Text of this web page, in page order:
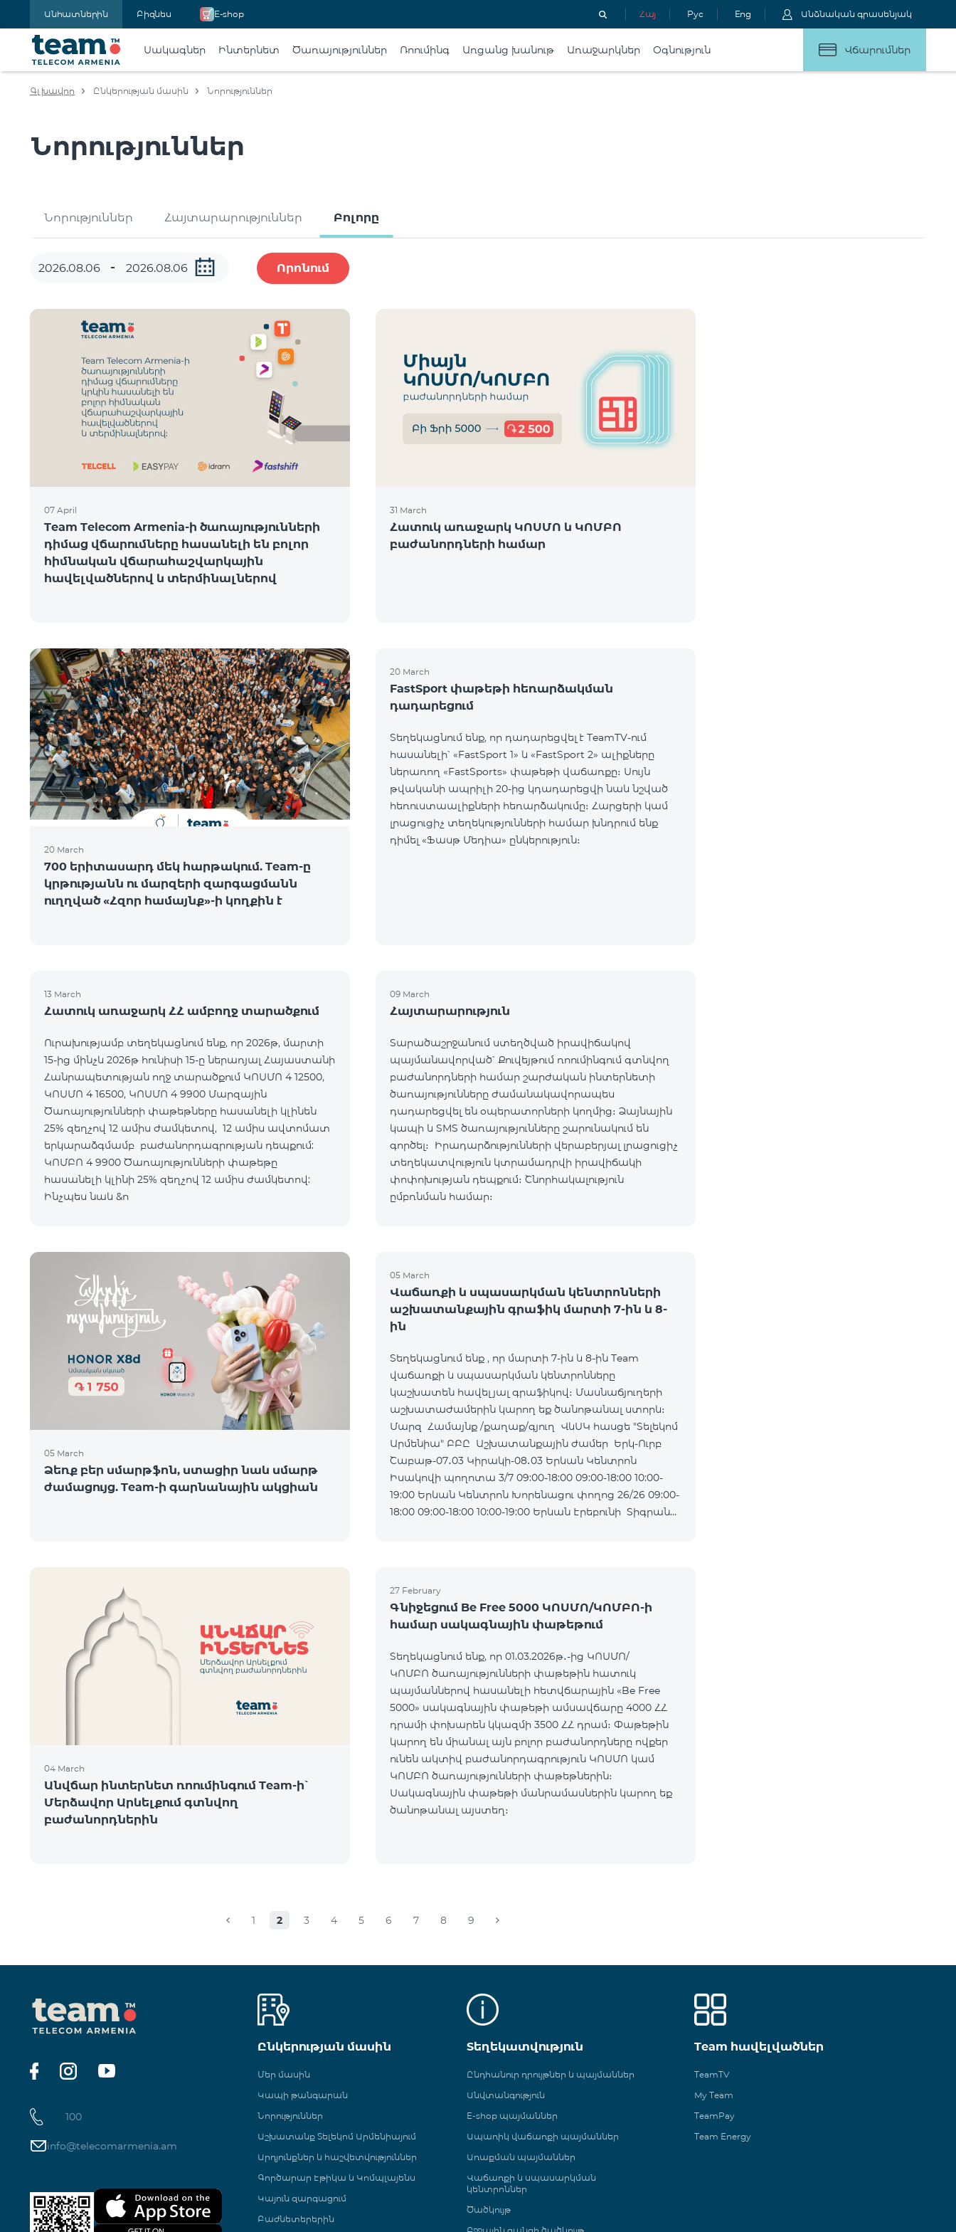
Անհատներին Բիզնես E-shop Հայ Рус Eng Անձնական գրասենյակ
Սակագներ Ինտերնետ Ծառայություններ Ռոումինգ Առցանց խանութ Առաջարկներ Օգնություն Վճարումներ
Գլխավոր Ընկերության մասին Նորություններ
Նորություններ
Նորություններ Հայտարարություններ Բոլորը
Որոնում
07 April
Team Telecom Armenia-ի ծառայությունների
դիմաց վճարումները հասանելի են բոլոր
հիմնական վճարահաշվարկային
հավելվածներով և տերմինալներով
31 March
Հատուկ առաջարկ ԿՈՍՄՈ և ԿՈՄԲՈ
բաժանորդների համար
20 March
700 երիտասարդ մեկ հարթակում. Team-ը
կրթությանն ու մարզերի զարգացմանն
ուղղված «Հզոր համայնք»-ի կողքին է
20 March
FastSport փաթեթի հեռարձակման
դադարեցում
Տեղեկացնում ենք, որ դադարեցվել է TeamTV-ում
հասանելի՝ «FastSport 1» և «FastSport 2» ալիքները
ներառող «FastSports» փաթեթի վաճառքը։ Սույն
թվականի ապրիլի 20-ից կդադարեցվի նաև նշված
հեռուստաալիքների հեռարձակումը։ Հարցերի կամ
լրացուցիչ տեղեկությունների համար խնդրում ենք
դիմել «Ֆասթ Մեդիա» ընկերություն։
13 March
Հատուկ առաջարկ ՀՀ ամբողջ տարածքում
Ուրախությամբ տեղեկացնում ենք, որ 2026թ, մարտի
15-ից մինչև 2026թ հունիսի 15-ը ներառյալ Հայաստանի
Հանրապետության ողջ տարածքում ԿՈՍՄՈ 4 12500,
ԿՈՍՄՈ 4 16500, ԿՈՍՄՈ 4 9900 Մարզային
Ծառայությունների փաթեթները հասանելի կլինեն
25% զեղչով 12 ամիս ժամկետով, 12 ամիս ավտոմատ
երկարաձգմամբ բաժանորդագրության դեպքում:
ԿՈՄԲՈ 4 9900 Ծառայությունների փաթեթը
հասանելի կլինի 25% զեղչով 12 ամիս ժամկետով:
Ինչպես նաև &n
09 March
Հայտարարություն
Տարածաշրջանում ստեղծված իրավիճակով
պայմանավորված՝ Քուվեյթում ռոումինգում գտնվող
բաժանորդների համար շարժական ինտերնետի
ծառայությունները ժամանակավորապես
դադարեցվել են օպերատորների կողմից։ Ձայնային
կապի և SMS ծառայությունները շարունակում են
գործել։ Իրադարձությունների վերաբերյալ լրացուցիչ
տեղեկատվություն կտրամադրվի իրավիճակի
փոփոխության դեպքում։ Շնորհակալություն
ըմբռնման համար։
05 March
Ձեռք բեր սմարթֆոն, ստացիր նաև սմարթ
ժամացույց. Team-ի գարնանային ակցիան
05 March
Վաճառքի և սպասարկման կենտրոնների
աշխատանքային գրաֆիկ մարտի 7-ին և 8-
ին
Տեղեկացնում ենք , որ մարտի 7-ին և 8-ին Team
վաճառքի և սպասարկման կենտրոնները
կաշխատեն հավելյալ գրաֆիկով։ Մասնաճյուղերի
աշխատաժամերին կարող եք ծանոթանալ ստորև։
Մարզ Համայնք /քաղաք/գյուղ ՎևՍԿ հասցե "Տելեկոմ
Արմենիա" ԲԲԸ Աշխատանքային ժամեր Երկ-Ուրբ
Շաբաթ-07․03 Կիրակի-08․03 Երևան Կենտրոն
Իսակովի պողոտա 3/7 09:00-18:00 09:00-18:00 10:00-
19:00 Երևան Կենտրոն Խորենացու փողոց 26/26 09:00-
18:00 09:00-18:00 10:00-19:00 Երևան Էրեբունի Տիգրան
04 March
Անվճար ինտերնետ ռոումինգում Team-ի՝
Մերձավոր Արևելքում գտնվող
բաժանորդներին
27 February
Գնիջեցում Be Free 5000 ԿՈՍՄՈ/ԿՈՄԲՈ-ի
համար սակագնային փաթեթում
Տեղեկացնում ենք, որ 01.03.2026թ․-ից ԿՈՍՄՈ/
ԿՈՄԲՈ ծառայությունների փաթեթին հատուկ
պայմաններով հասանելի հետվճարային «Be Free
5000» սակագնային փաթեթի ամսավճարը 4000 ՀՀ
դրամի փոխարեն կկազմի 3500 ՀՀ դրամ։ Փաթեթին
կարող են միանալ այն բոլոր բաժանորդները ովքեր
ունեն ակտիվ բաժանորդագրություն ԿՈՍՄՈ կամ
ԿՈՄԲՈ ծառայությունների փաթեթներին։
Սակագնային փաթեթի մանրամասներին կարող եք
ծանոթանալ այստեղ։
1 2 3 4 5 6 7 8 9
100
info@telecomarmenia.am
Ընկերության մասին
Մեր մասին
Կապի թանգարան
Նորություններ
Աշխատանք Տելեկոմ Արմենիայում
Արդյունքներ և հաշվետվություններ
Գործարար Էթիկա և Կոմպլայենս
Կայուն զարգացում
Բաժնետերերին
Տեղեկատվություն
Ընդհանուր դրույթներ և պայմաններ
Անվտանգություն
E-shop պայմաններ
Ապառիկ վաճառքի պայմաններ
Առաքման պայմաններ
Վաճառքի և սպասարկման
կենտրոններ
Ծածկույթ
Team հավելվածներ
TeamTV
My Team
TeamPay
Team Energy